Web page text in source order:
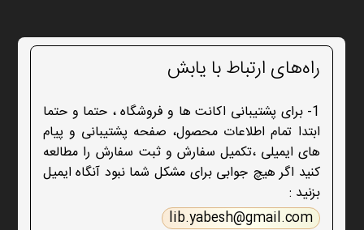
راه‌های ارتباط با یابش
1- برای پشتیبانی اکانت ها و فروشگاه ، حتما و حتما
ابتدا تمام اطلاعات محصول، صفحه پشتیبانی و پیام
های ایمیلی ،تکمیل سفارش و ثبت سفارش را مطالعه
کنید اگر هیچ جوابی برای مشکل شما نبود آنگاه ایمیل
بزنید :
lib.yabesh@gmail.com